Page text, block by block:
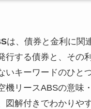
は、債券と金利に関
行する債券と、その
いキーワードのひと
機リースABSの意味
図解付きでわかりや